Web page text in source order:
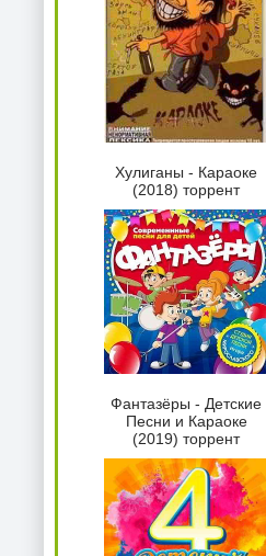
Хулиганы - Караоке
(2018) торрент
Фантазёры - Детские
Песни и Караоке
(2019) торрент